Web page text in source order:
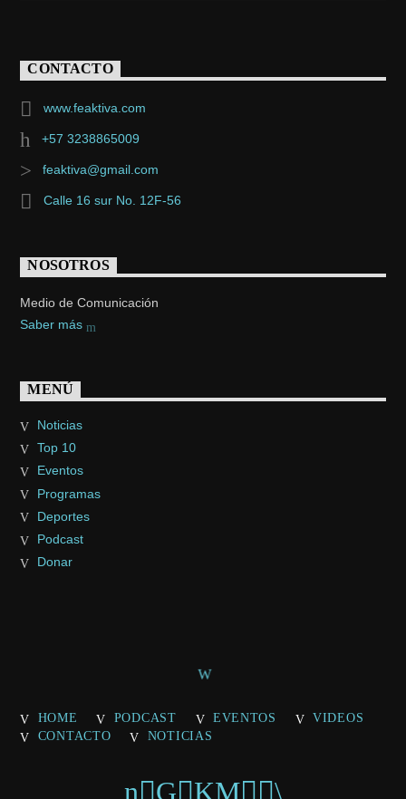
CONTACTO
www.feaktiva.com
+57 3238865009
feaktiva@gmail.com
Calle 16 sur No. 12F-56
NOSOTROS
Medio de Comunicación
Saber más
MENÚ
Noticias
Top 10
Eventos
Programas
Deportes
Podcast
Donar
HOME PODCAST EVENTOS
VIDEOS
CONTACTO
NOTICIAS